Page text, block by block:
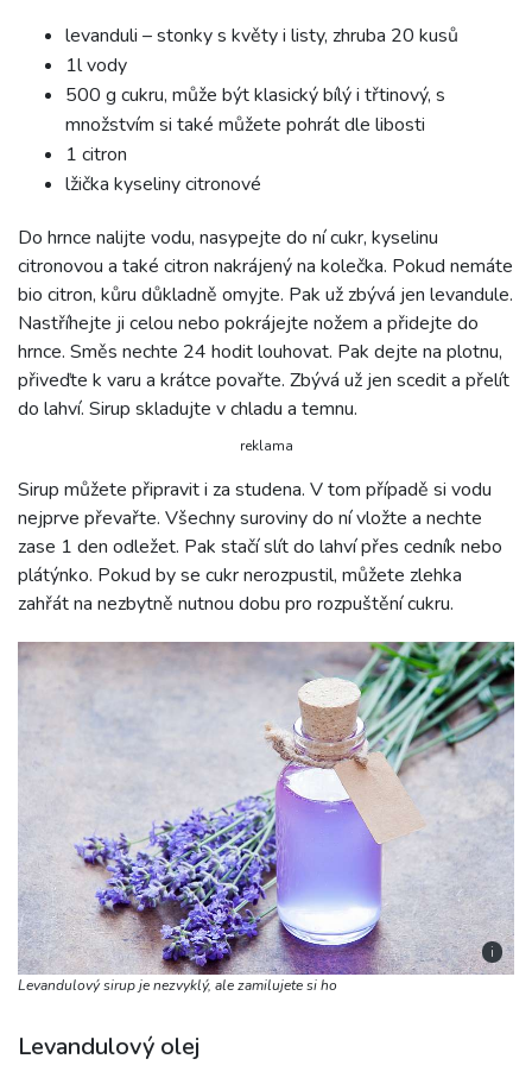
levanduli – stonky s květy i listy, zhruba 20 kusů
1l vody
500 g cukru, může být klasický bílý i třtinový, s
množstvím si také můžete pohrát dle libosti
1 citron
lžička kyseliny citronové
Do hrnce nalijte vodu, nasypejte do ní cukr, kyselinu
citronovou a také citron nakrájený na kolečka. Pokud nemáte
bio citron, kůru důkladně omyjte. Pak už zbývá jen levandule.
Nastříhejte ji celou nebo pokrájejte nožem a přidejte do
hrnce. Směs nechte 24 hodit louhovat. Pak dejte na plotnu,
přiveďte k varu a krátce povařte. Zbývá už jen scedit a přelít
do lahví. Sirup skladujte v chladu a temnu.
reklama
Sirup můžete připravit i za studena. V tom případě si vodu
nejprve převařte. Všechny suroviny do ní vložte a nechte
zase 1 den odležet. Pak stačí slít do lahví přes cedník nebo
plátýnko. Pokud by se cukr nerozpustil, můžete zlehka
zahřát na nezbytně nutnou dobu pro rozpuštění cukru.
i
Levandulový sirup je nezvyklý, ale zamilujete si ho
Levandulový olej